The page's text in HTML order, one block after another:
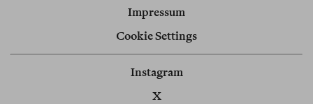
Impressum
Cookie Settings
Instagram
X